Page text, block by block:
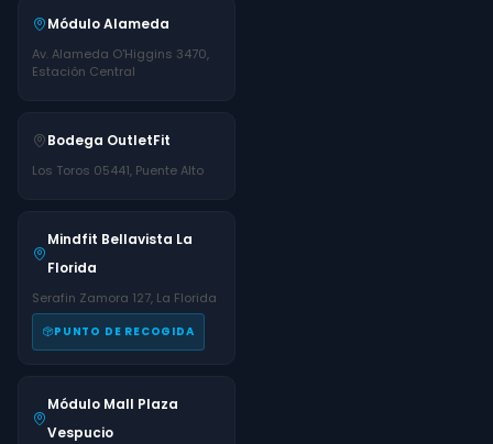
Módulo Alameda
Av. Alameda O'Higgins 3470,
Estación Central
Bodega OutletFit
Los Toros 05441, Puente Alto
Mindfit Bellavista La
Florida
Serafin Zamora 127, La Florida
PUNTO DE RECOGIDA
Módulo Mall Plaza
Vespucio